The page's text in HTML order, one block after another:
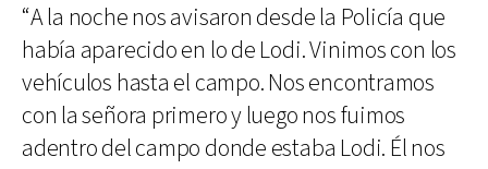
“A la noche nos avisaron desde la Policía que
había aparecido en lo de Lodi. Vinimos con los
vehículos hasta el campo. Nos encontramos
con la señora primero y luego nos fuimos
adentro del campo donde estaba Lodi. Él nos